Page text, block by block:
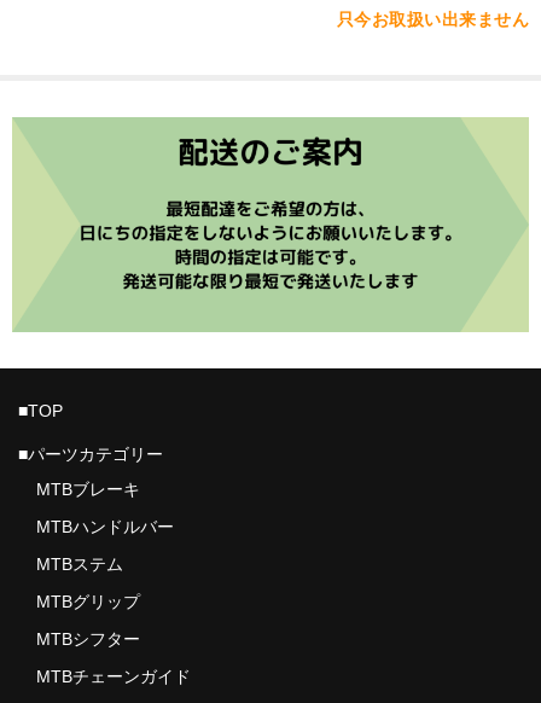
ROADディレーラー
ROADブレーキ
カセットスプロケット
クランク/チェーンリング
ドロッパーポスト
ドロップハンドル・ロードステム
ボディケア用品
タイヤ
只今お取扱い出来ません
■TOP
■パーツカテゴリー
MTBブレーキ
MTBハンドルバー
MTBステム
MTBグリップ
MTBシフター
MTBチェーンガイド